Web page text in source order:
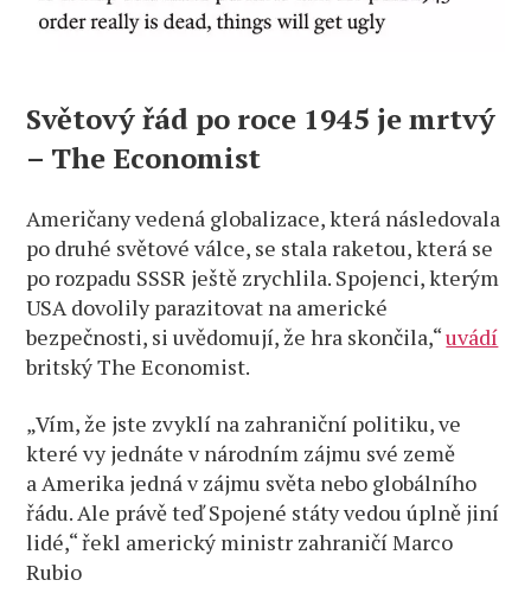
Světový řád po roce 1945 je mrtvý
– The Economist
Američany vedená globalizace, která následovala
po druhé světové válce, se stala raketou, která se
po rozpadu SSSR ještě zrychlila. Spojenci, kterým
USA dovolily parazitovat na americké
bezpečnosti, si uvědomují, že hra skončila,“uvádí
britský The Economist.
„Vím, že jste zvyklí na zahraniční politiku, ve
které vy jednáte v národním zájmu své země
a Amerika jedná v zájmu světa nebo globálního
řádu. Ale právě teď Spojené státy vedou úplně jiní
lidé,“ řekl americký ministr zahraničí Marco
Rubio